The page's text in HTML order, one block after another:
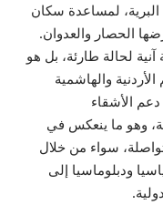
لمساعدة سكان
الحصار والعدوان.
لحالة طارئة، بل هو
والهاشمية
الأشقاء
وهو ما ينعكس في
سواء من خلال
ودبلوماسيا إلى